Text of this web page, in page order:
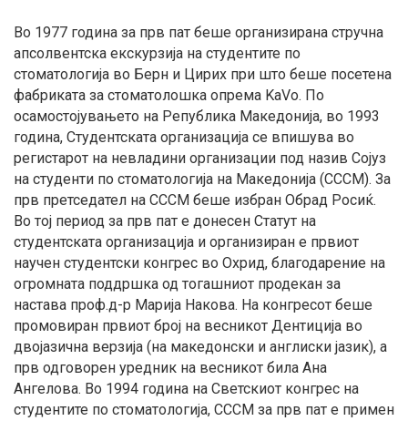
Во 1977 година за прв пат беше организирана стручна
апсолвентска екскурзија на студентите по
стоматологија во Берн и Цирих при што беше посетена
фабриката за стоматолошка опрема KaVo. По
осамостојувањето на Република Македонија, во 1993
година, Студентската организација се впишува во
регистарот на невладини организации под назив Сојуз
на студенти по стоматологија на Македонија (СССМ). За
прв претседател на СССМ беше избран Обрад Росиќ.
Во тој период за прв пат е донесен Статут на
студентската организација и организиран е првиот
научен студентски конгрес во Охрид, благодарение на
огромната поддршка од тогашниот продекан за
настава проф.д-р Марија Накова. На конгресот беше
промовиран првиот број на весникот Дентиција во
двојазична верзија (на македонски и англиски јазик), а
прв одговорен уредник на весникот била Ана
Ангелова. Во 1994 година на Светскиот конгрес на
студентите по стоматологија, СССМ за прв пат е примен